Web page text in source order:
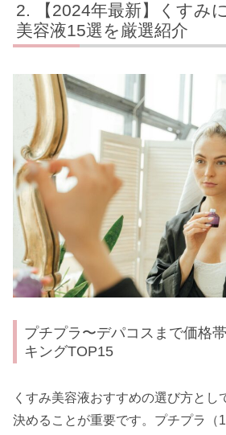
【2024年最新】くすみ
美容液15選を厳選紹介
プチプラ〜デパコスまで価格
キングTOP15
くすみ美容液おすすめの選び方とし
決めることが重要です。プチプラ（